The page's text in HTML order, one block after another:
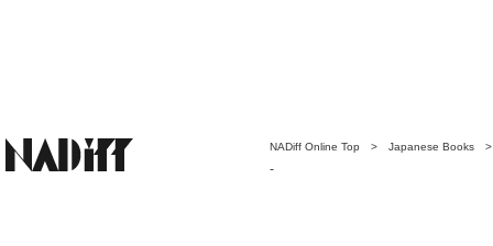
NADiff Online Top > Japanese Books
-